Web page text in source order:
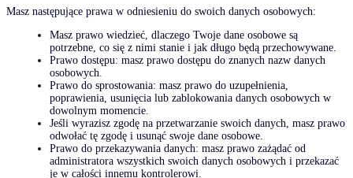
Masz następujące prawa w odniesieniu do swoich danych osobowych:
Masz prawo wiedzieć, dlaczego Twoje dane osobowe są
potrzebne, co się z nimi stanie i jak długo będą przechowywane.
Prawo dostępu: masz prawo dostępu do znanych nazw danych
osobowych.
Prawo do sprostowania: masz prawo do uzupełnienia,
poprawienia, usunięcia lub zablokowania danych osobowych w
dowolnym momencie.
Jeśli wyrazisz zgodę na przetwarzanie swoich danych, masz prawo
odwołać tę zgodę i usunąć swoje dane osobowe.
Prawo do przekazywania danych: masz prawo zażądać od
administratora wszystkich swoich danych osobowych i przekazać
je w całości innemu kontrolerowi.